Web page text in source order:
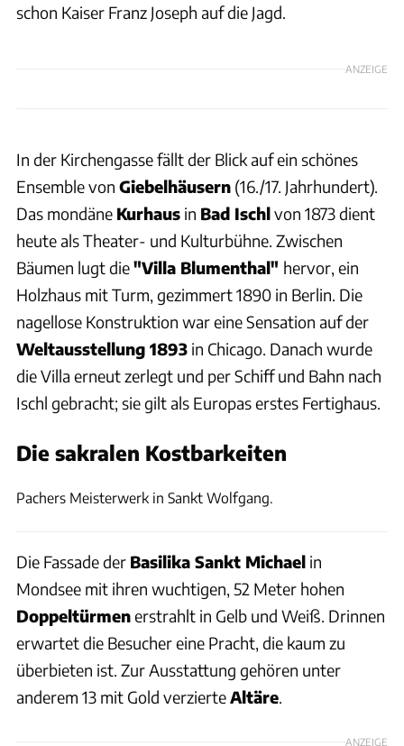
schon Kaiser Franz Joseph auf die Jagd.
ANZEIGE
In der Kirchengasse fällt der Blick auf ein schönes
Ensemble von Giebelhäusern (16./17. Jahrhundert).
Das mondäne Kurhaus in Bad Ischlvon 1873 dient
heute als Theater- und Kulturbühne. Zwischen
Bäumen lugt die"Villa Blumenthal" hervor, ein
Holzhaus mit Turm, gezimmert 1890 in Berlin. Die
nagellose Konstruktion war eine Sensation auf der
Weltausstellung 1893 in Chicago. Danach wurde
die Villa erneut zerlegt und per Schiff und Bahn nach
Ischl gebracht; sie gilt als Europas erstes Fertighaus.
Die sakralen Kostbarkeiten
Pachers Meisterwerk in Sankt Wolfgang.
Die Fassade der Basilika Sankt Michael in
Mondsee mit ihren wuchtigen, 52 Meter hohen
Doppeltürmenerstrahlt in Gelb und Weiß. Drinnen
erwartet die Besucher eine Pracht, die kaum zu
überbieten ist. Zur Ausstattung gehören unter
anderem 13 mit Gold verzierteAltäre.
ANZEIGE